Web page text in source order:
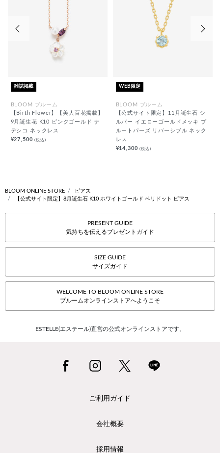
雑誌掲載
BLOOM ブルーム
【Birth Flower】【美人百花掲載】
9月誕生花 K10 ピンクゴールド ナ
デシコ ネックレス
¥27,500(税込)
WEB限定
BLOOM ブルーム
【公式サイト限定】11月誕生石 シ
ルバー イエローゴールドメッキ ブ
ルートパーズ リバーシブル ネック
レス
¥14,300(税込)
BLOOM ONLINE STORE
ピアス
【公式サイト限定】8月誕生石 K10 ホワイトゴールド ペリドット ピアス
PRESENT GUIDE
気持ちを伝えるプレゼントガイド
SIZE GUIDE
サイズガイド
WELCOME TO BLOOM ONLINE STORE
ブルームオンラインストアへようこそ
ESTELLE(エステール)直営の公式オンラインストアです。
ご利用ガイド
会社概要
採用情報